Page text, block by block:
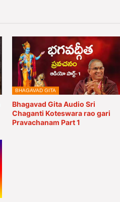
BHAGAVAD GITA
Bhagavad Gita Audio Sri
Chaganti Koteswara rao gari
Pravachanam Part 1